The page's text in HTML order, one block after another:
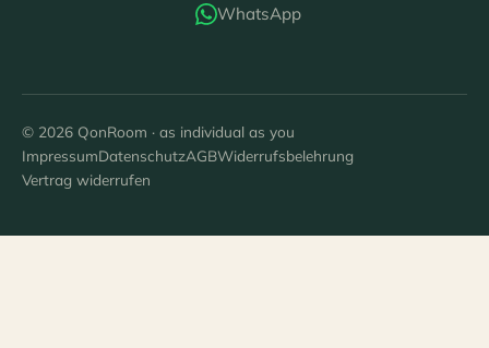
WhatsApp
© 2026 QonRoom · as individual as you
ImpressumDatenschutzAGBWiderrufsbelehrung
Vertrag widerrufen